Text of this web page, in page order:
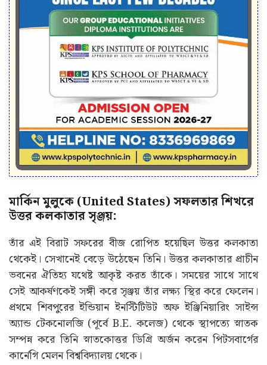
মার্কিন মুলুকে (United States) সফলতার শিখরে
উত্তর কলকাতার সৃঞ্জয়:
তাঁর এই বিরাট সফরের বীজ রোপিত হয়েছিল উত্তর কলকাতা
থেকেই। সেখানেই বেড়ে উঠেছেন তিনি। উত্তর কলকাতার প্রাচীন
ভবনের ঐতিহ্য যথেষ্ট আকৃষ্ট করত তাঁকে। সময়ের সাথে সাথে
সেই আকর্ষণকেই সঙ্গী করে সৃঞ্জয় তাঁর লক্ষ্য স্থির করে ফেলেন।
প্রথমে শিবপুরের ইন্ডিয়ান ইনস্টিটিউট অফ ইঞ্জিনিয়ারিং সাইন্স
অ্যান্ড টেকনোলজি (পূর্বে B.E. কলেজ) থেকে স্থাপত্যে স্নাতক
সম্পন্ন করে তিনি স্নাতকোত্তর ডিগ্রি অর্জন করেন পিটসবার্গের
কার্নেগি মেলন বিশ্ববিদ্যালয় থেকে।